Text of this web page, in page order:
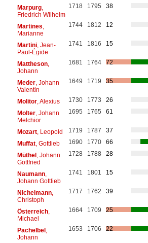
Marpurg,
Friedrich Wilhelm
1718 1795 38
Martines
Marianne
1744 1812 12
Martini, Jean-
Paul-Égide
1741 1816 15
Mattheson,
Johann
1681 1764 72
Meder, Johann
Valentin
1649 1719 35
Molitor, Alexius 1730 1773
26
Molter, Johann
Melchior
1695 1765 61
Mozart, Leopold 1719 1787
37
Muffat, Gottlieb 1690 1770
66
Müthel, Johann
Gottfried
1728 1788 28
Naumann,
Johann Gottlieb
1741 1801 15
Nichelmann,
Christoph
1717 1762 39
Österreich,
Michael
1664 1709 25
Pachelbel,
Johann
1653 1706 22